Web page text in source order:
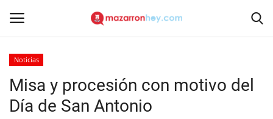
Inicio
Noticias
Misa y procesión con motivo del
Día de San Antonio